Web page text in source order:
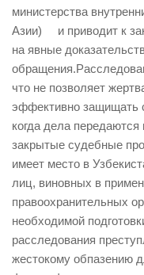
министерства
Азии) и приводит к
на явные
что не позволяет
эффективно защищать
когда дела передаются
закрытые судебные
имеет место в
лиц, виновных в
правоохранительных
необходимой
расследования
жестокому обпазению